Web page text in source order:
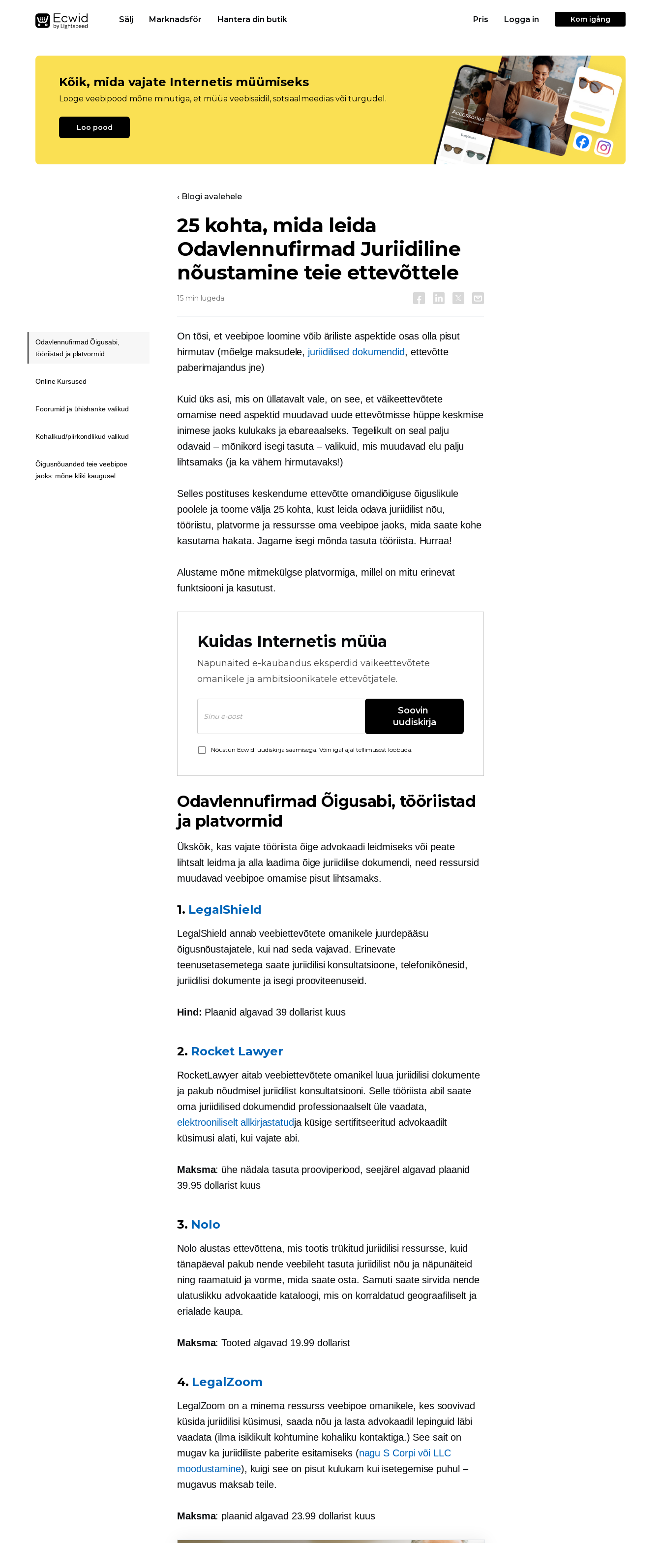
Sälj Marknadsför Hantera din butik Pris Logga in Kom igång
Kõik, mida vajate Internetis müümiseks
Looge veebipood mõne minutiga, et müüa veebisaidil, sotsiaalmeedias või turgudel.
Loo pood
‹ Blogi avalehele
25 kohta, mida leida
Odavlennufirmad Juriidiline
nõustamine teie ettevõttele
15 min lugeda
On tõsi, et veebipoe loomine võib äriliste aspektide osas olla pisut
hirmutav (mõelge maksudele, juriidilised dokumendid, ettevõtte
paberimajandus jne)
Kuid üks asi, mis on üllatavalt vale, on see, et väikeettevõtete
omamise need aspektid muudavad uude ettevõtmisse hüppe keskmise
inimese jaoks kulukaks ja ebareaalseks. Tegelikult on seal palju
odavaid – mõnikord isegi tasuta – valikuid, mis muudavad elu palju
lihtsamaks (ja ka vähem hirmutavaks!)
Selles postituses keskendume ettevõtte omandiõiguse õiguslikule
poolele ja toome välja 25 kohta, kust leida odava juriidilist nõu,
tööriistu, platvorme ja ressursse oma veebipoe jaoks, mida saate kohe
kasutama hakata. Jagame isegi mõnda tasuta tööriista. Hurraa!
Alustame mõne mitmekülgse platvormiga, millel on mitu erinevat
funktsiooni ja kasutust.
Kuidas Internetis müüa
Näpunäited e-kaubandus eksperdid väikeettevõtete
omanikele ja ambitsioonikatele ettevõtjatele.
Soovin
uudiskirja
Nõustun Ecwidi uudiskirja saamisega. Võin igal ajal tellimusest loobuda.
Odavlennufirmad Õigusabi, tööriistad
ja platvormid
Ükskõik, kas vajate tööriista õige advokaadi leidmiseks või peate
lihtsalt leidma ja alla laadima õige juriidilise dokumendi, need ressursid
muudavad veebipoe omamise pisut lihtsamaks.
1. LegalShield
LegalShield annab veebiettevõtete omanikele juurdepääsu
õigusnõustajatele, kui nad seda vajavad. Erinevate
teenusetasemetega saate juriidilisi konsultatsioone, telefonikõnesid,
juriidilisi dokumente ja isegi prooviteenuseid.
Hind: Plaanid algavad 39 dollarist kuus
2. Rocket Lawyer
RocketLawyer aitab veebiettevõtete omanikel luua juriidilisi dokumente
ja pakub nõudmisel juriidilist konsultatsiooni. Selle tööriista abil saate
oma juriidilised dokumendid professionaalselt üle vaadata,
elektrooniliselt allkirjastatudja küsige sertifitseeritud advokaadilt
küsimusi alati, kui vajate abi.
Maksma: ühe nädala tasuta prooviperiood, seejärel algavad plaanid
39.95 dollarist kuus
3. Nolo
Nolo alustas ettevõttena, mis tootis trükitud juriidilisi ressursse, kuid
tänapäeval pakub nende veebileht tasuta juriidilist nõu ja näpunäiteid
ning raamatuid ja vorme, mida saate osta. Samuti saate sirvida nende
ulatuslikku advokaatide kataloogi, mis on korraldatud geograafiliselt ja
erialade kaupa.
Maksma: Tooted algavad 19.99 dollarist
4. LegalZoom
LegalZoom on a minemaressurss veebipoe omanikele, kes soovivad
küsida juriidilisi küsimusi, saada nõu ja lasta advokaadil lepinguid läbi
vaadata (ilma isiklikultkohtumine kohaliku kontaktiga.) See sait on
mugav ka juriidiliste paberite esitamiseks (nagu S Corpi või LLC
moodustamine), kuigi see on pisut kulukam kui isetegemise puhul –
mugavus maksab teile.
Maksma: plaanid algavad 23.99 dollarist kuus
Odavlennufirmad Õigusabi,
tööriistad ja platvormid
Online Kursused
Foorumid ja ühishanke valikud
Kohalikud/piirkondlikud valikud
Õigusnõuanded teie veebipoe
jaoks: mõne kliki kaugusel